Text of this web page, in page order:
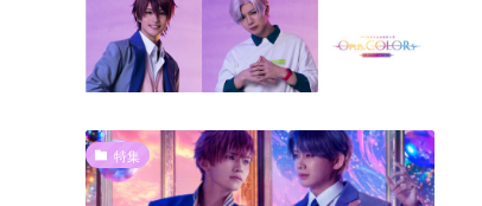
特集